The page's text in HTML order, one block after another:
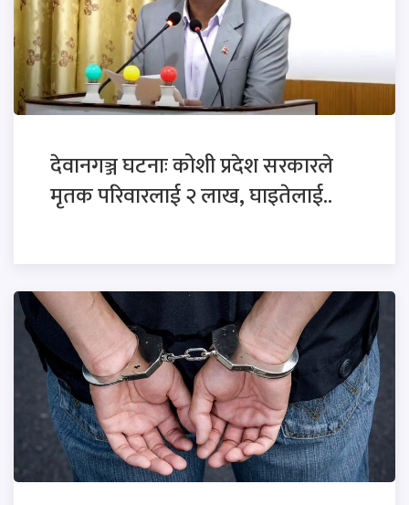
देवानगञ्ज घटनाः कोशी प्रदेश सरकारले
मृतक परिवारलाई २ लाख, घाइतेलाई..